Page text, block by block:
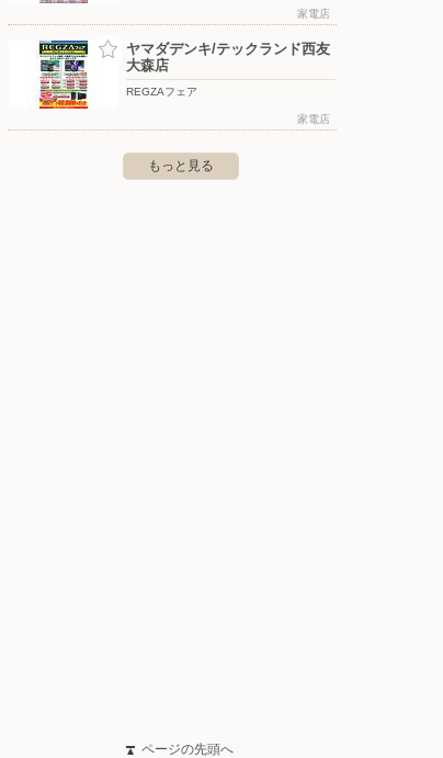
〒210-0818 川崎市川崎区中瀬3-20-20
家電店
ヤマダデンキ/テックランド西友
大森店
REGZAフェア
家電店
もっと見る
ページの先頭へ